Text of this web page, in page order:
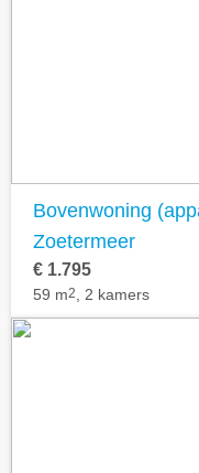
Bovenwoning
Zoetermeer
€ 1.795
59 m2 , 2 kamers